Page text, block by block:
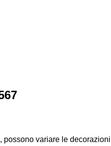
variare le